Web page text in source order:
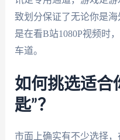
致划分保证了无论你是
是在看B站1080P视频时
车道。
如何挑选适合
匙”？
市面上确实有不少选择